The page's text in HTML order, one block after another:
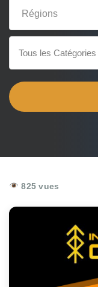
Tous les Catégories
825 vues